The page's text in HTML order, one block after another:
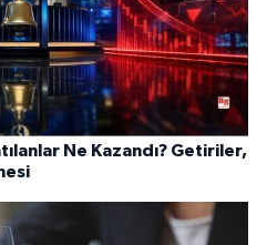
Ne Kazandı? Getiriler,